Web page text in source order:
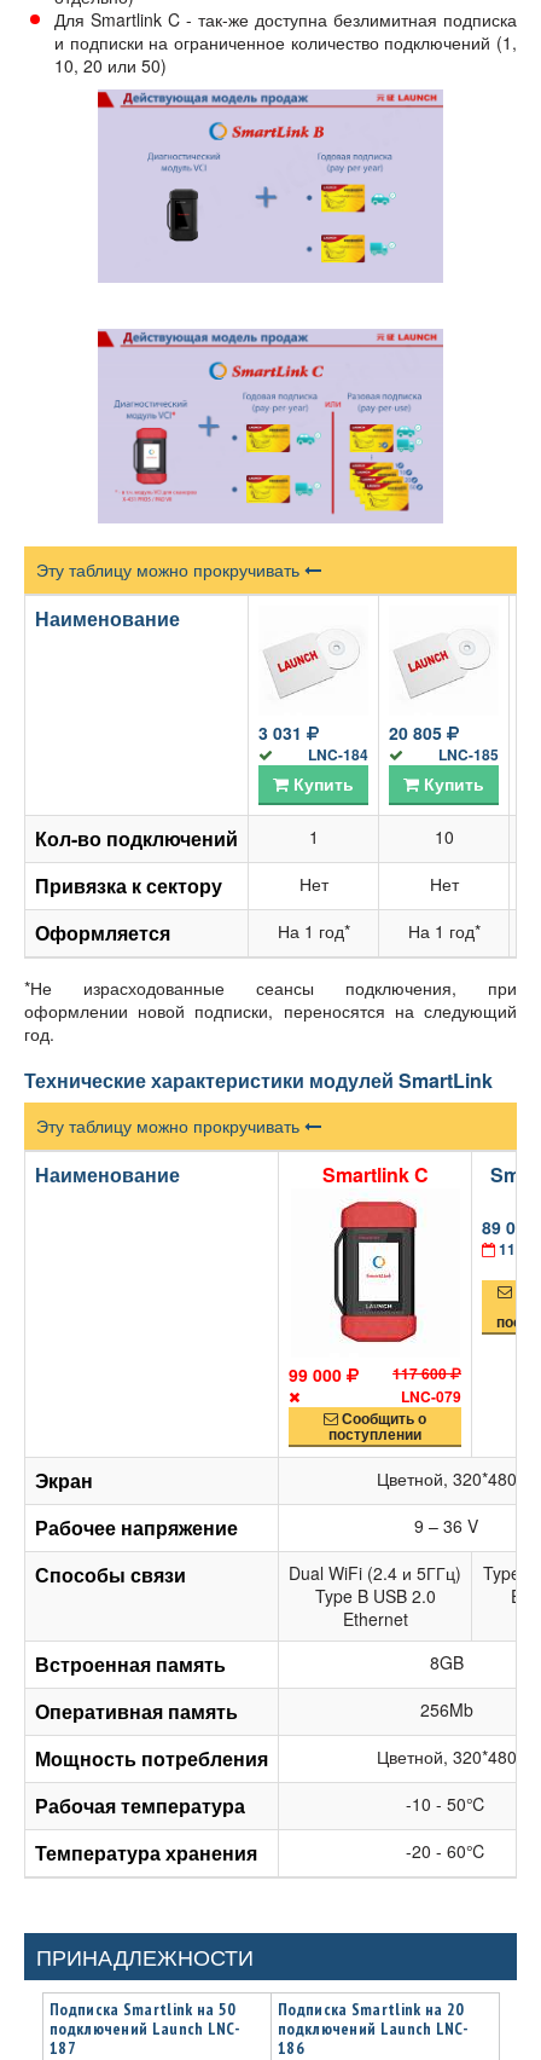
Для Smartlink C - так-же доступна безлимитная подписка
и подписки на ограниченное количество подключений (1,
10, 20 или 50)
Эту таблицу можно прокручивать
Наименование
3 031
LNC-184
Купить
20 805
LNC-185
Купить
Кол-во подключений 1 10
Привязка к сектору Нет Нет
Оформляется На 1 год* На 1 год*
*Не израсходованные сеансы подключения, при
оформлении новой подписки, переносятся на следующий
год.
Технические характеристики модулей SmartLink
Эту таблицу можно прокручивать
Наименование Smartlink C
117 600
99 000
LNC-079
Сообщить о
поступлении
89 000
11
Экран Цветной, 320*480
Рабочее напряжение 9 – 36 V
Способы связи
Dual WiFi (2.4 и 5ГГц)
Type B USB 2.0
Ethernet
Type
Встроенная память 8GB
Оперативная память 256Mb
Мощность потребления Цветной, 320*480
Рабочая температура -10 - 50℃
Температура хранения -20 - 60℃
ПРИНАДЛЕЖНОСТИ
Подписка Smartlink на 50
подключений Launch LNC-
187
Подписка Smartlink на 20
подключений Launch LNC-
186